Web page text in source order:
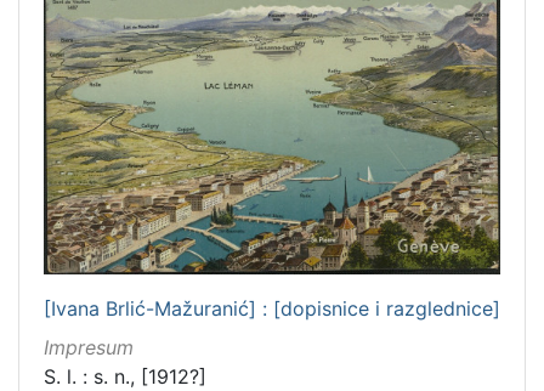
[Ivana Brlić-Mažuranić] : [dopisnice i razglednice]
Impresum
S. l. : s. n., [1912?]